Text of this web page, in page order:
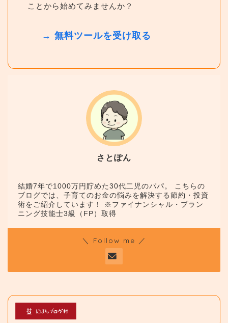
ことから始めてみませんか？
→ 無料ツールを受け取る
さとぽん
結婚7年で1000万円貯めた30代二児のパパ。 こちらの
ブログでは、子育てのお金の悩みを解決する節約・投資
術をご紹介しています！ ※ファイナンシャル・プラン
ニング技能士3級（FP）取得
＼ Follow me ／